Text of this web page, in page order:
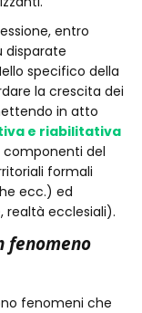
entro
specifico della
la crescita dei
in atto
e riabilitativa
componenti del
formali
ecc.) ed
realtà ecclesiali).
fenomeno
fenomeni che